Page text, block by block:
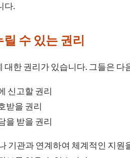
다.
수 있는 권리
대한 권리가 있습니다. 그들은 다
신고할 권리
받을 권리
을 받을 권리
기관과 연계하여 체계적인 지원